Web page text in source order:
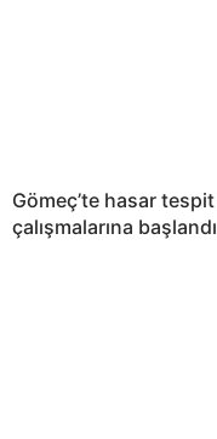
Gömeç’te hasar tespit
çalışmalarına başlandı